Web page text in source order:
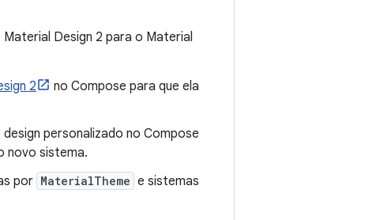
Material Design 2 para o Material
2
no Compose para que ela
personalizado no Compose
novo sistema.
por MaterialTheme e sistemas